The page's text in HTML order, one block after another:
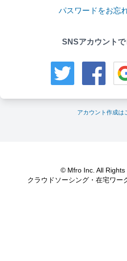
パスワードをお忘
SNSアカウント
アカウント作成は
© Mfro Inc. All Rights
クラウドソーシング・在宅ワー